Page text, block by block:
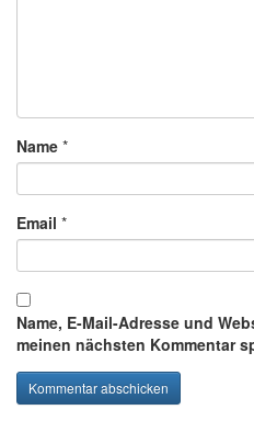
Name *
Email *
Name, E-Mail-Adresse und
meinen nächsten Kommentar